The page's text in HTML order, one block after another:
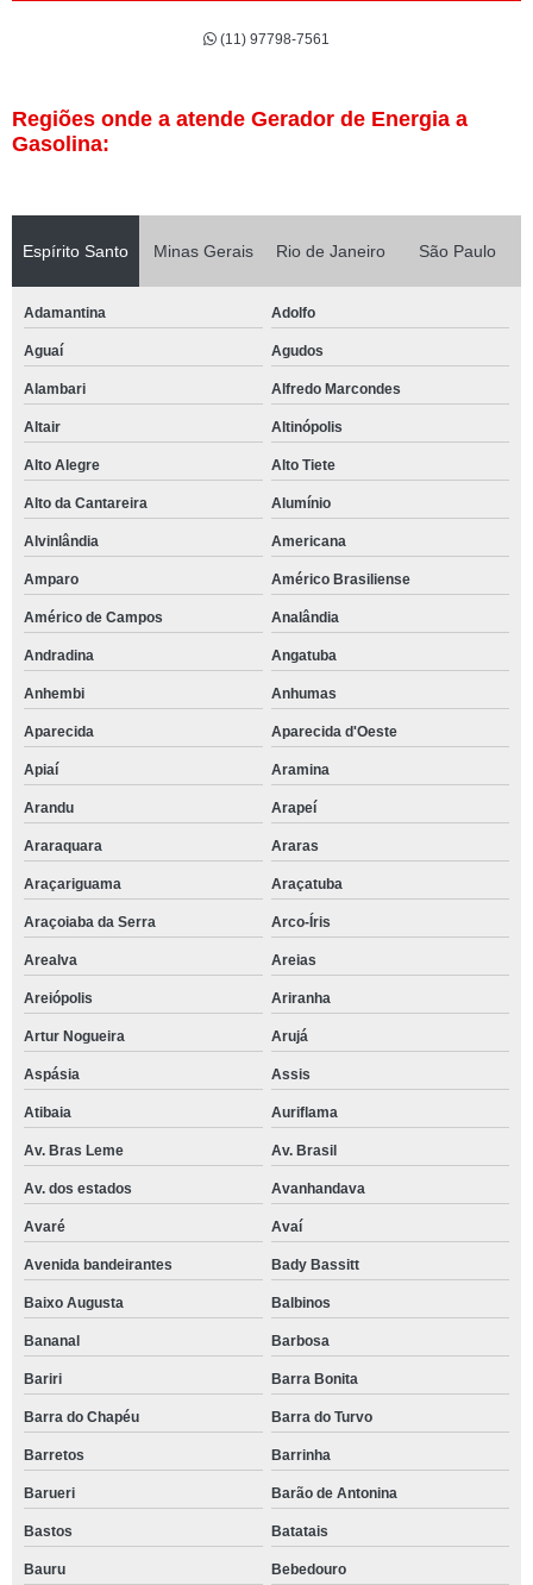
(11) 97798-7561
Regiões onde a atende Gerador de Energia a
Gasolina:
Espírito Santo Minas Gerais Rio de Janeiro São Paulo
Adamantina Adolfo
Aguaí Agudos
Alambari Alfredo Marcondes
Altair Altinópolis
Alto Alegre Alto Tiete
Alto da Cantareira Alumínio
Alvinlândia Americana
Amparo Américo Brasiliense
Américo de Campos Analândia
Andradina Angatuba
Anhembi Anhumas
Aparecida Aparecida d'Oeste
Apiaí Aramina
Arandu Arapeí
Araraquara Araras
Araçariguama Araçatuba
Araçoiaba da Serra Arco-Íris
Arealva Areias
Areiópolis Ariranha
Artur Nogueira Arujá
Aspásia Assis
Atibaia Auriflama
Av. Bras Leme Av. Brasil
Av. dos estados Avanhandava
Avaré Avaí
Avenida bandeirantes Bady Bassitt
Baixo Augusta Balbinos
Bananal Barbosa
Bariri Barra Bonita
Barra do Chapéu Barra do Turvo
Barretos Barrinha
Barueri Barão de Antonina
Bastos Batatais
Bauru Bebedouro